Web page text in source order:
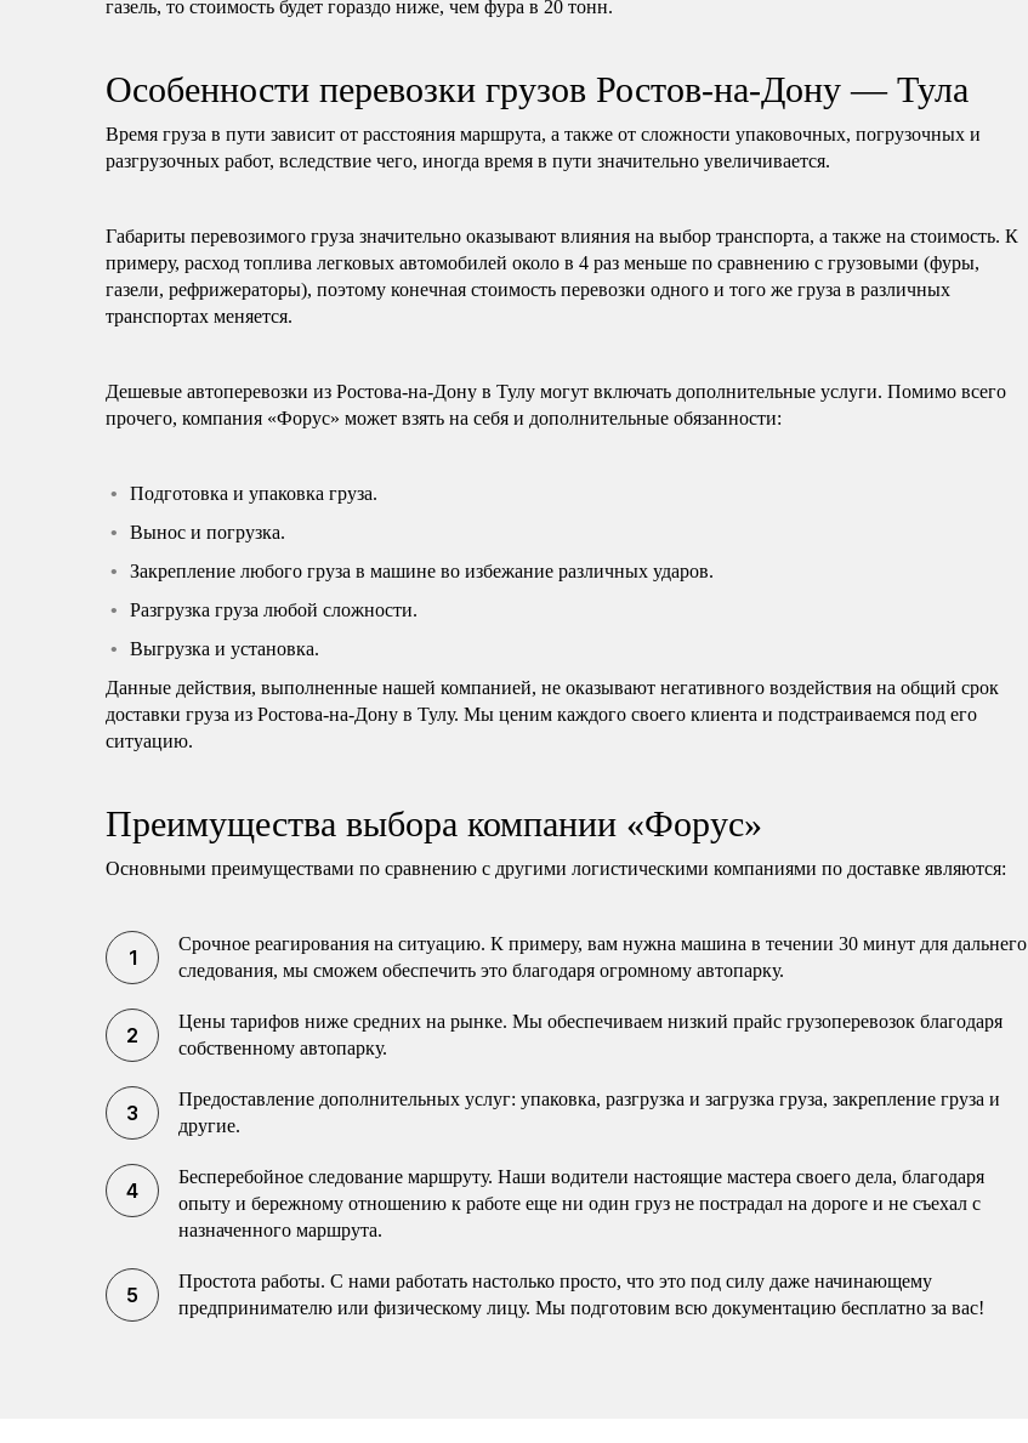
газель, то стоимость будет гораздо ниже, чем фура в 20 тонн.
Особенности перевозки грузов Ростов-на-Дону — Тула
Время груза в пути зависит от расстояния маршрута, а также от сложности упаковочных, погрузочных и
разгрузочных работ, вследствие чего, иногда время в пути значительно увеличивается.
Габариты перевозимого груза значительно оказывают влияния на выбор транспорта, а также на стоимость. К
примеру, расход топлива легковых автомобилей около в 4 раз меньше по сравнению с грузовыми (фуры,
газели, рефрижераторы), поэтому конечная стоимость перевозки одного и того же груза в различных
транспортах меняется.
Дешевые автоперевозки из Ростова-на-Дону в Тулу могут включать дополнительные услуги. Помимо всего
прочего, компания «Форус» может взять на себя и дополнительные обязанности:
Подготовка и упаковка груза.
Вынос и погрузка.
Закрепление любого груза в машине во избежание различных ударов.
Разгрузка груза любой сложности.
Выгрузка и установка.
Данные действия, выполненные нашей компанией, не оказывают негативного воздействия на общий срок
доставки груза из Ростова-на-Дону в Тулу. Мы ценим каждого своего клиента и подстраиваемся под его
ситуацию.
Преимущества выбора компании «Форус»
Основными преимуществами по сравнению с другими логистическими компаниями по доставке являются:
Срочное реагирования на ситуацию. К примеру, вам нужна машина в течении 30 минут для дальнего
следования, мы сможем обеспечить это благодаря огромному автопарку.
Цены тарифов ниже средних на рынке. Мы обеспечиваем низкий прайс грузоперевозок благодаря
собственному автопарку.
Предоставление дополнительных услуг: упаковка, разгрузка и загрузка груза, закрепление груза и
другие.
Бесперебойное следование маршруту. Наши водители настоящие мастера своего дела, благодаря
опыту и бережному отношению к работе еще ни один груз не пострадал на дороге и не съехал с
назначенного маршрута.
Простота работы. С нами работать настолько просто, что это под силу даже начинающему
предпринимателю или физическому лицу. Мы подготовим всю документацию бесплатно за вас!